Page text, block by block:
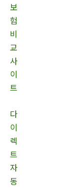
보
험
비
교
사
이
트
다
이
렉
트
자
동